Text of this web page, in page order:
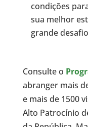
condições
sua melhor
grande
Consulte o
abranger mais
e mais de 1500
Alto Patrocínio